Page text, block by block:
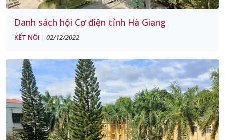
Danh sách hội Cơ điện tỉnh Hà Giang
KẾT NỐI | 02/12/2022